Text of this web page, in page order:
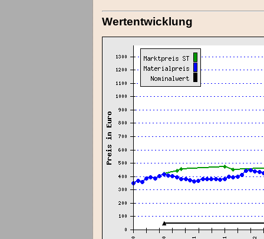
Wertentwicklung